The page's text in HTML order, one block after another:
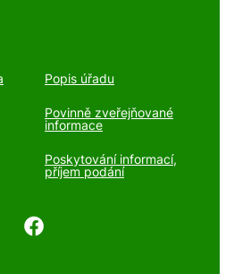
Popis úřadu
Povinně zveřejňované
informace
Poskytování informací,
příjem podání